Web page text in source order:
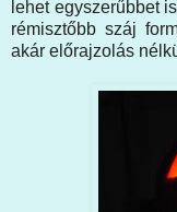
lehet egyszerűbbet
rémisztőbb száj
akár előrajzolás